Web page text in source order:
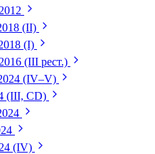
(II)
(I)
(III рест.)
(IV–V)
(III, CD)
(IV)